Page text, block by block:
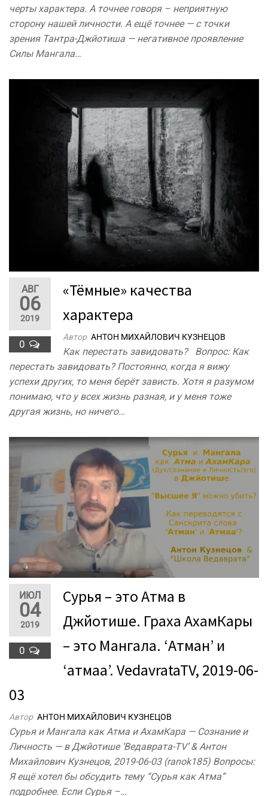
черты характера. А точнее говоря – неприятную
сторону нашей личности. А ещё точнее — с точки
зрения Тантра-Джйотиша — негативное проявление
Силы Мангала…
АВГ
06
2019
0
«Тёмные» качества
характера
Автор АНТОН МИХАЙЛОВИЧ КУЗНЕЦОВ
Как перестать завидовать? Вопрос: Как
перестать завидовать? Постоянно, когда я вижу
успехи других, то меня берёт зависть. Хотя я разумом
понимаю, что у всех жизнь разная, и у меня тоже
другая жизнь, но ничего…
ИЮЛ
04
2019
0
Сурья – это Атма в
Джйотише. Граха АхамКары
– это Мангала. ‘Атман’ и
‘атмаа’. VedavrataTV, 2019-06-
03
Автор АНТОН МИХАЙЛОВИЧ КУЗНЕЦОВ
Сурья и Мангала как Атма и АхамКара — Сознание и
Личность — в Джйотише ‘Ведаврата-TV’ & Антон
Михайлович Кузнецов, 2019-06-03 (ranok185) Вопросы:
Я ещё хотел бы обсудить тему “Сурья как Атма”
подробнее. Если Сурья –…